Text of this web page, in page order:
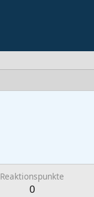
Reaktionspunkte
0